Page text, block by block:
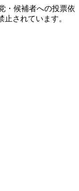
・候補者への投票依
されています。